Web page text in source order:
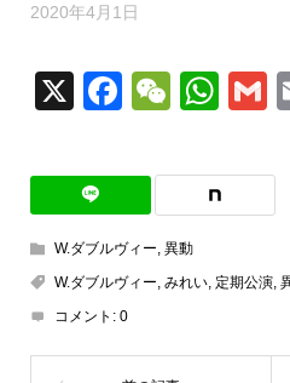
2020年4月1日
X
W.ダブルヴィー 異動
W.ダブルヴィー みれい, 定期公演,
コメント: 0